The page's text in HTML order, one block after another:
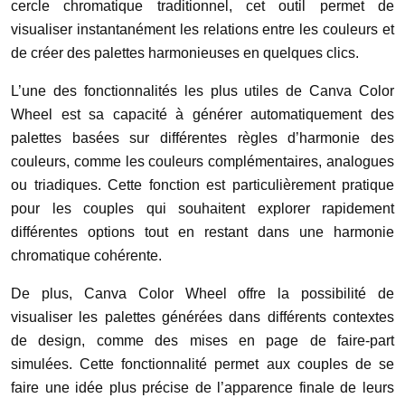
cercle chromatique traditionnel, cet outil permet de
visualiser instantanément les relations entre les couleurs et
de créer des palettes harmonieuses en quelques clics.
L’une des fonctionnalités les plus utiles de Canva Color
Wheel est sa capacité à générer automatiquement des
palettes basées sur différentes règles d’harmonie des
couleurs, comme les couleurs complémentaires, analogues
ou triadiques. Cette fonction est particulièrement pratique
pour les couples qui souhaitent explorer rapidement
différentes options tout en restant dans une harmonie
chromatique cohérente.
De plus, Canva Color Wheel offre la possibilité de
visualiser les palettes générées dans différents contextes
de design, comme des mises en page de faire-part
simulées. Cette fonctionnalité permet aux couples de se
faire une idée plus précise de l’apparence finale de leurs